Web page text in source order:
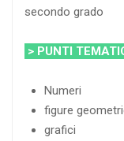
secondo grado
> PUNTI
Numeri
figure
grafici